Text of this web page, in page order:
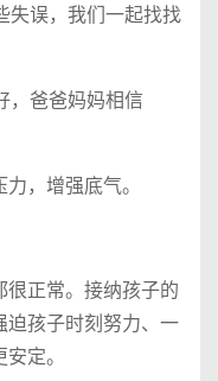
失误，我们一起找找
，爸爸妈妈相信
，增强底气。
正常。接纳孩子的
孩子时刻努力、一
定。